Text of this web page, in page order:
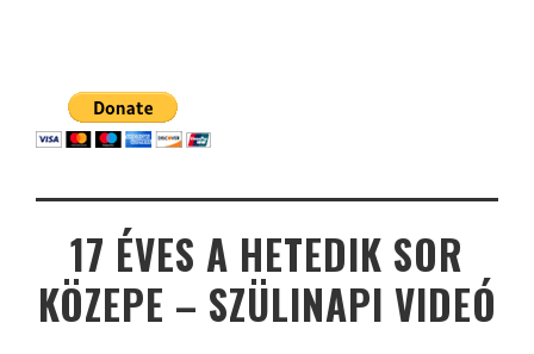
17 ÉVES A HETEDIK SOR
KÖZEPE – SZÜLINAPI VIDEÓ